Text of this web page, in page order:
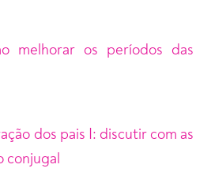
melhorar os períodos das
dos pais I: discutir com as
conjugal